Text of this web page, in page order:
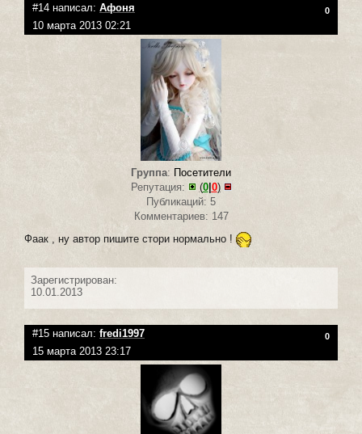
#14 написал: Афоня 0
10 марта 2013 02:21
Группа: Посетители
Репутация:
(0| 0)
Публикаций: 5
Комментариев: 147
Фаак , ну автор пишите стори нормально !
Зарегистрирован:
10.01.2013
#15 написал: fredi1997 0
15 марта 2013 23:17